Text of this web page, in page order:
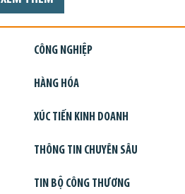
CÔNG NGHIỆP
HÀNG HÓA
XÚC TIẾN KINH DOANH
THÔNG TIN CHUYÊN SÂU
TIN BỘ CÔNG THƯƠNG